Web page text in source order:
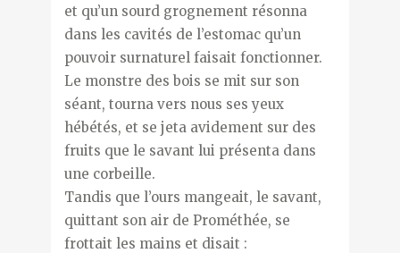
et qu’un sourd grognement résonna
dans les cavités de l’estomac qu’un
pouvoir surnaturel faisait fonctionner.
Le monstre des bois se mit sur son
séant, tourna vers nous ses yeux
hébétés, et se jeta avidement sur des
fruits que le savant lui présenta dans
une corbeille.
Tandis que l’ours mangeait, le savant,
quittant son air de Prométhée, se
frottait les mains et disait :